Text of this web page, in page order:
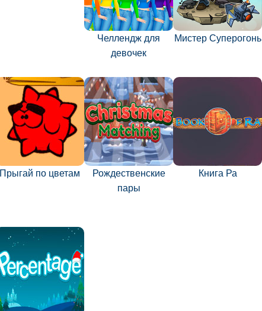
Челлендж для
девочек
Мистер Суперогонь
Прыгай по цветам
Рождественские
пары
Книга Ра